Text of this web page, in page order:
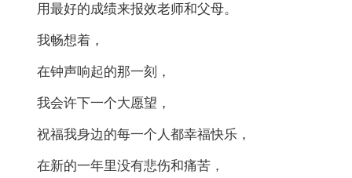
用最好的成绩来报效老师和父母。
我畅想着，
在钟声响起的那一刻，
我会许下一个大愿望，
祝福我身边的每一个人都幸福快乐，
在新的一年里没有悲伤和痛苦，